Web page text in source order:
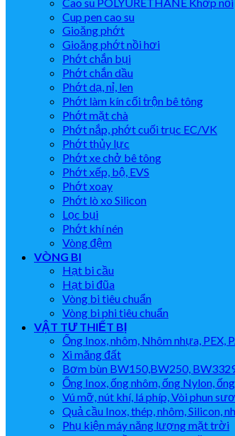
Cup pen cao su
Gioăng phớt
Gioăng phớt nồi hơi
Phớt chắn bụi
Phớt chắn dầu
Phớt dạ, nỉ, len
Phớt làm kín cối trộn bê tông
Phớt mặt chà
Phớt nắp, phớt cuối trục EC/VK
Phớt thủy lực
Phớt xe chở bê tông
Phớt xếp, bộ, EVS
Phớt xoay
Phớt lò xo Silicon
Lọc bụi
Phớt khí nén
Vòng đệm
VÒNG BI
Hạt bi cầu
Hạt bi đũa
Vòng bi tiêu chuẩn
Vòng bi phi tiêu chuẩn
VẬT TƯ THIẾT BỊ
Ống Inox, nhôm, Nhôm nhựa, PEX,
Xi măng đất
Bơm bùn BW150,BW250,
Ống Inox, ống nhôm, ống Nylon,
Vú mỡ, nút khí, lá phíp, Vòi phun
Quả cầu Inox, thép, nhôm, Silicon,
Phụ kiện máy năng lượng mặt trời